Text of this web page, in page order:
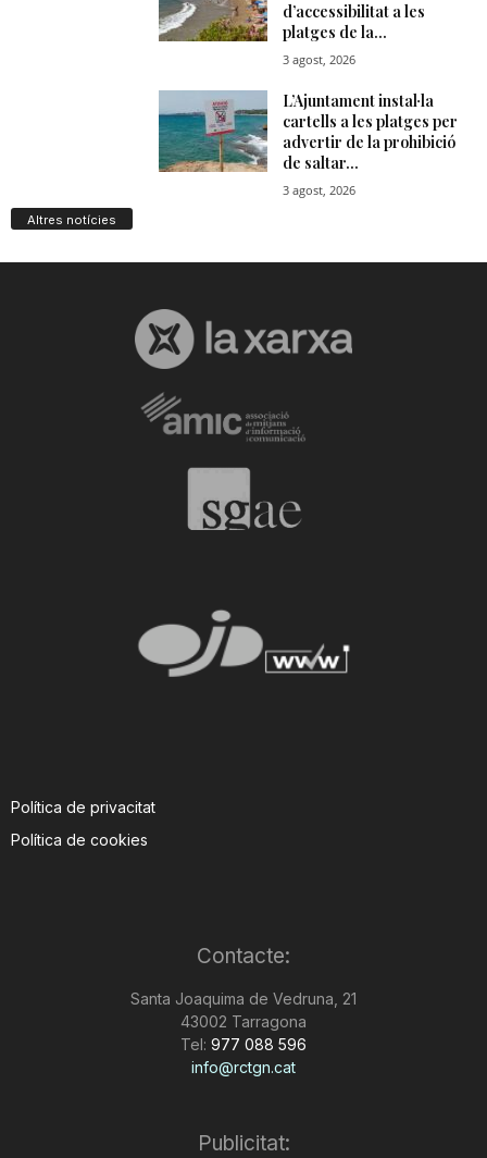
Altres notícies
Política de privacitat
Política de cookies
Contacte:
Santa Joaquima de Vedruna, 21
43002 Tarragona
Tel: 977 088 596
info@rctgn.cat
Publicitat: